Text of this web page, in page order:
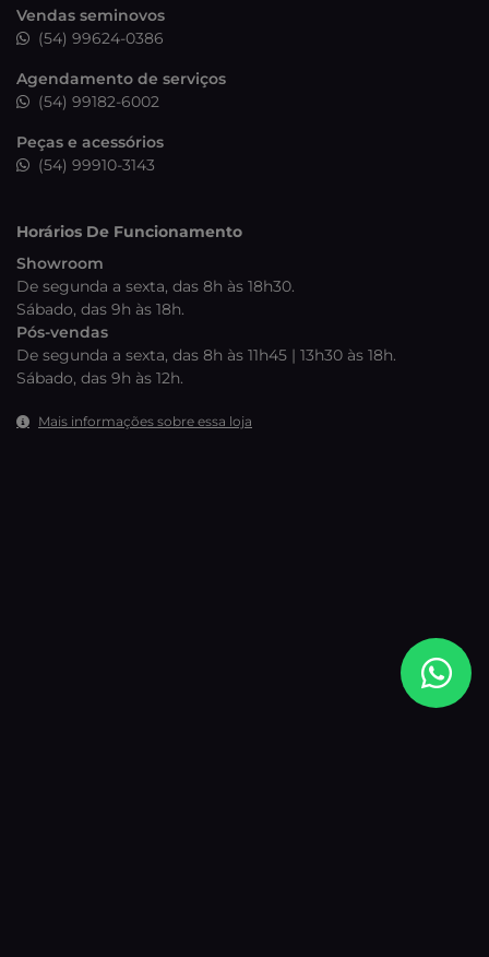
Vendas seminovos
(54) 99624-0386
Agendamento de serviços
(54) 99182-6002
Peças e acessórios
(54) 99910-3143
Horários De Funcionamento
Showroom
De segunda a sexta, das 8h às 18h30.
Sábado, das 9h às 18h.
Pós-vendas
De segunda a sexta, das 8h às 11h45 | 13h30 às 18h.
Sábado, das 9h às 12h.
Mais informações sobre essa loja